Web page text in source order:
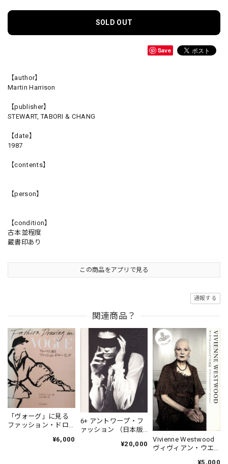
SOLD OUT
Save
【author】
Martin Harrison
【publisher】
STEWART, TABORI & CHANG
【date】
1987
【contents】
【person】
【condition】
古本並程度
蔵書印あり
この商品をアプリで見る
通報する
関連商品？
「ヴォーグ」に見る
ファッション・ドロ
¥6,000
6+ アントワープ・フ
ァッション （日本版
¥20,000
Vivienne Westwood
ヴィヴィアン・ウエ
¥5,000